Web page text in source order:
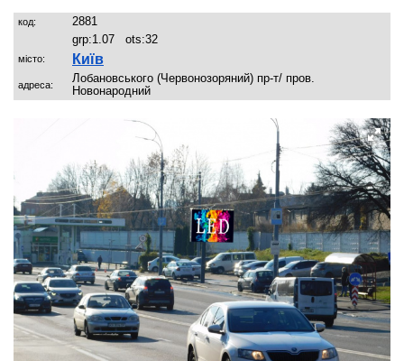
код:
2881
grp:1.07 ots:32
місто: Київ
адреса:
Лобановського (Червонозоряний) пр-т/ пров.
Новонародний